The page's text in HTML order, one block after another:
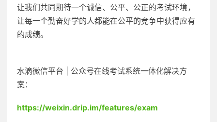
让我们共同期待一个诚信、公平、公正的考试环境，
让每一个勤奋好学的人都能在公平的竞争中获得应有
的成绩。
水滴微信平台 | 公众号在线考试系统一体化解决方
案：
https://weixin.drip.im/features/exam